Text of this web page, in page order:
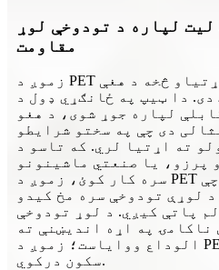
لپاره د تودوخې لوړ
مقاومت
زموږ د PET ټیپ یوه له غوره ځانګړتیاو څخه د هغې
دا ټیپ په ځانګړي ډول د
لپاره جوړ شوی، د هغو
دی چې په سختو شرایطو
ته اړتیا لري. که تاسو د
پرزو، یا صنعتي ماشینونو
سره کار کوئ، زموږ د PET ټیپ به ډاډ ترلاسه کړي چې
لوړې تودوخې سره مخ کیدو
پاتې کیږي. د لوړ تودوخې
په اړه اندیښنې ته
الوداع ووایاست؛ زموږ د PET ټیپ تاسو ته د ذهن
سکون درکوي.